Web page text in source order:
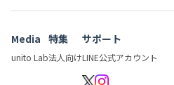
Media
unito Lab
特集
法人向け
サポート
LINE公式アカウント